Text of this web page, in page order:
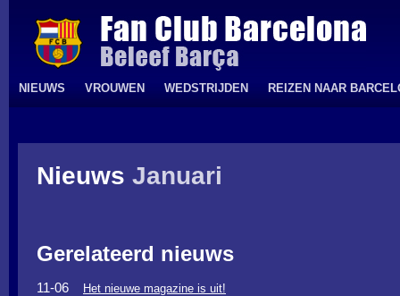
NIEUWS VROUWEN WEDSTRIJDEN REIZEN NAAR
Nieuws Januari
Gerelateerd nieuws
11-06 Het nieuwe magazine is uit!